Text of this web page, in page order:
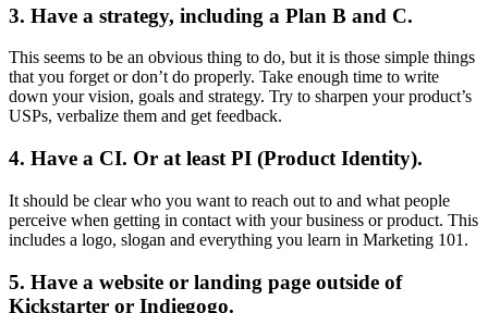
3. Have a strategy, including a Plan B and C.
This seems to be an obvious thing to do, but it is those simple things
that you forget or don’t do properly. Take enough time to write
down your vision, goals and strategy. Try to sharpen your product’s
USPs, verbalize them and get feedback.
4. Have a CI. Or at least PI (Product Identity).
It should be clear who you want to reach out to and what people
perceive when getting in contact with your business or product. This
includes a logo, slogan and everything you learn in Marketing 101.
5. Have a website or landing page outside of
Kickstarter or Indiegogo.